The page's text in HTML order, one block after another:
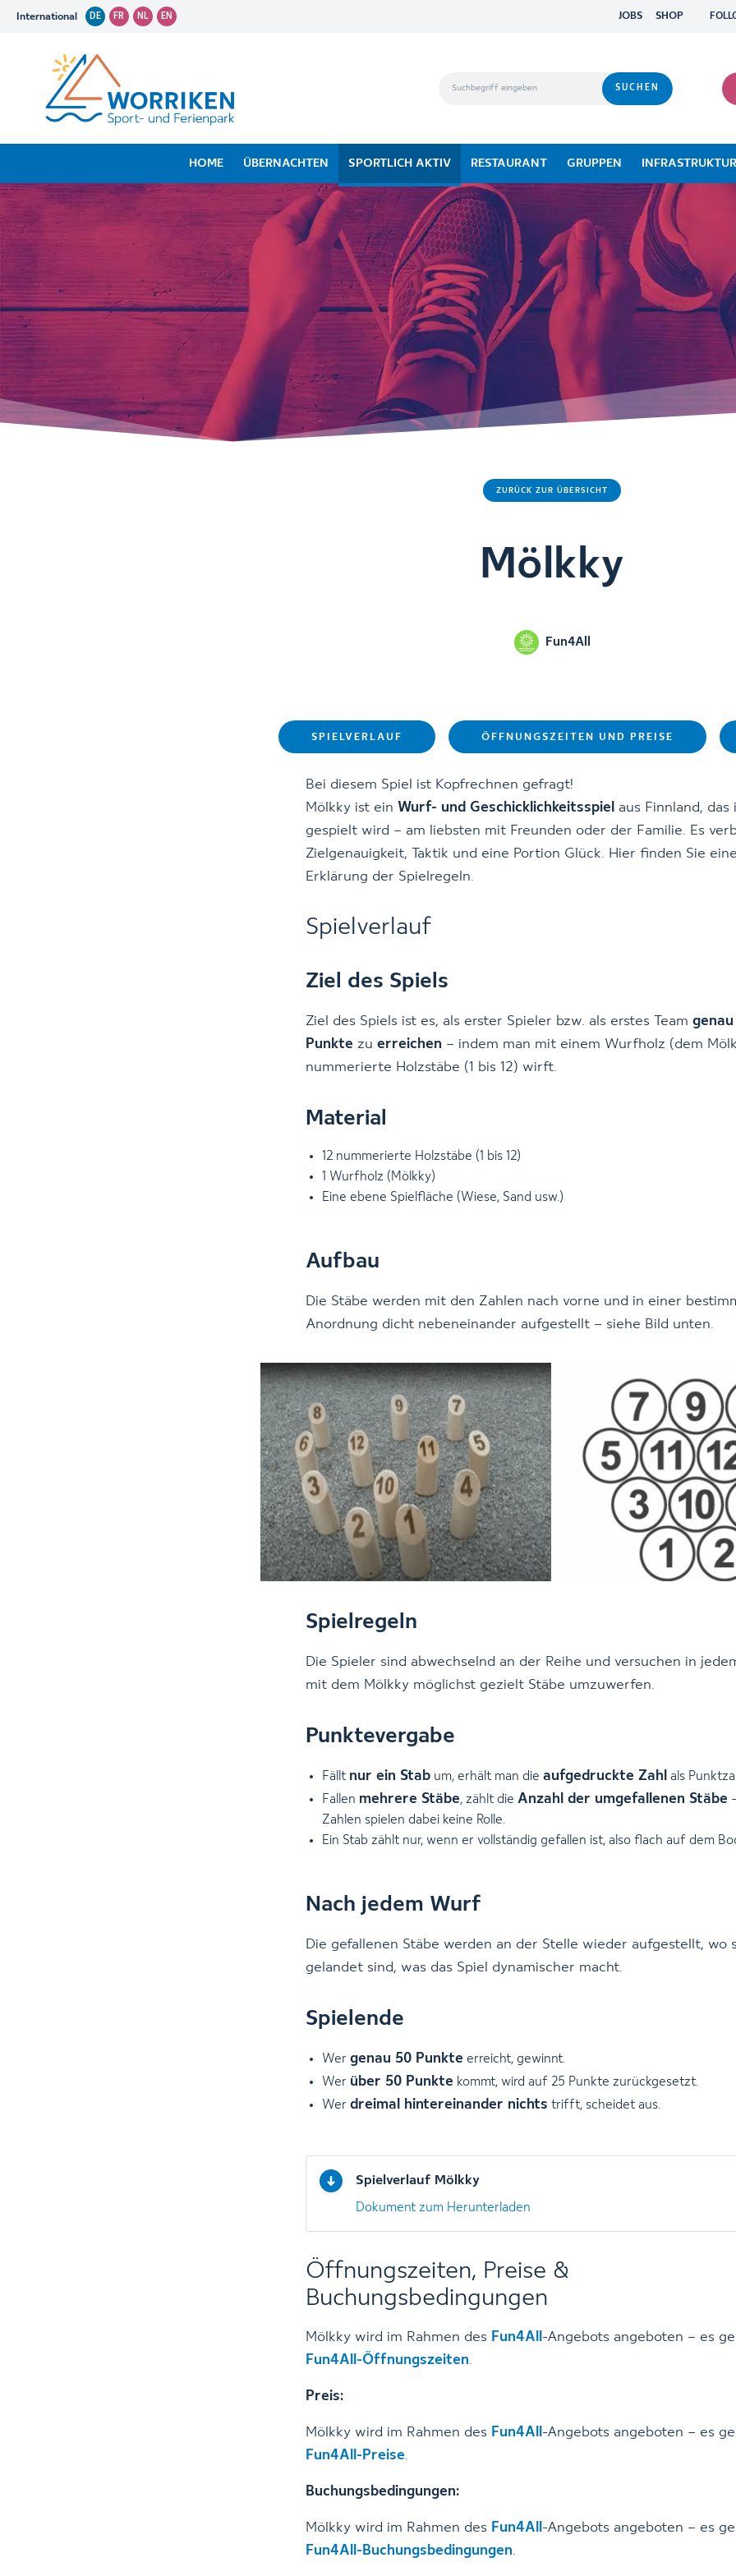
International DE FR NL EN JOBS SHOP
HOME ÜBERNACHTEN SPORTLICH AKTIV RESTAURANT GRUPPEN INFRASTRUKTUR
ZURÜCK ZUR ÜBERSICHT
Mölkky
Fun4All
SPIELVERLAUF ÖFFNUNGSZEITEN UND PREISE
Bei diesem Spiel ist Kopfrechnen gefragt!
Mölkky ist ein Wurf- und Geschicklichkeitsspiel
aus Finnland, das
gespielt wird – am liebsten mit Freunden oder der Familie. Es
Zielgenauigkeit, Taktik und eine Portion Glück. Hier finden Sie
Erklärung der Spielregeln.
Spielverlauf
Ziel des Spiels
Ziel des Spiels ist es, als erster Spieler bzw. als erstes Team
Punkte zu erreichen – indem man mit einem Wurfholz (dem
nummerierte Holzstäbe (1 bis 12) wirft.
Material
12 nummerierte Holzstäbe (1 bis 12)
1 Wurfholz (Mölkky)
Eine ebene Spielfläche (Wiese, Sand usw.)
Aufbau
Die Stäbe werden mit den Zahlen nach vorne und in einer
Anordnung dicht nebeneinander aufgestellt – siehe Bild unten.
Spielregeln
Die Spieler sind abwechselnd an der Reihe und versuchen in
mit dem Mölkky möglichst gezielt Stäbe umzuwerfen.
Punktevergabe
Fällt nur ein Stab um, erhält man die aufgedruckte Zahl als
Fallen mehrere Stäbe, zählt die Anzahl der umgefallenen Stäbe
Zahlen spielen dabei keine Rolle.
Ein Stab zählt nur, wenn er vollständig gefallen ist, also flach auf dem
Nach jedem Wurf
Die gefallenen Stäbe werden an der Stelle wieder aufgestellt, wo
gelandet sind, was das Spiel dynamischer macht.
Spielende
Wer genau 50 Punkte erreicht, gewinnt.
Wer über 50 Punkte kommt, wird auf 25 Punkte zurückgesetzt.
Wer dreimal hintereinander nichts trifft, scheidet aus.
Spielverlauf Mölkky
Dokument zum Herunterladen
Öffnungszeiten, Preise &
Buchungsbedingungen
Mölkky wird im Rahmen des Fun4All -Angebots angeboten – es
Fun4All-Öffnungszeiten
Preis:
Mölkky wird im Rahmen des Fun4All -Angebots angeboten – es
Fun4All-Preise
Buchungsbedingungen:
Mölkky wird im Rahmen des Fun4All -Angebots angeboten – es
Fun4All-Buchungsbedingungen